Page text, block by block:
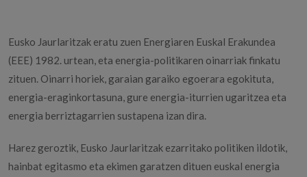
Eusko Jaurlaritzak eratu zuen Energiaren Euskal Erakundea
(EEE) 1982. urtean, eta energia-politikaren oinarriak finkatu
zituen. Oinarri horiek, garaian garaiko egoerara egokituta,
energia-eraginkortasuna, gure energia-iturrien ugaritzea eta
energia berriztagarrien sustapena izan dira.
Harez geroztik, Eusko Jaurlaritzak ezarritako politiken ildotik,
hainbat egitasmo eta ekimen garatzen dituen euskal energia